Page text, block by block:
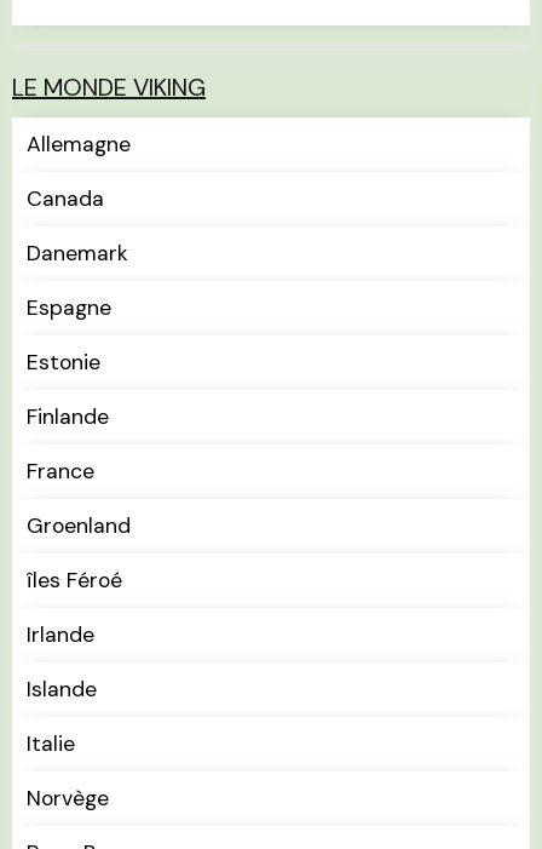
LE MONDE VIKING
Allemagne
Canada
Danemark
Espagne
Estonie
Finlande
France
Groenland
îles Féroé
Irlande
Islande
Italie
Norvège